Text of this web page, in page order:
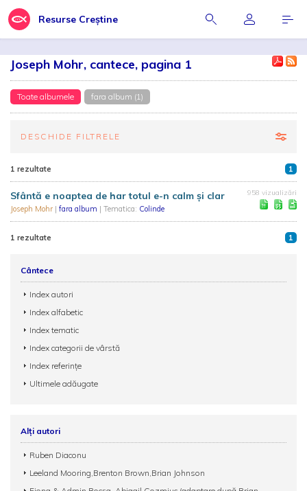
Resurse Creștine
Joseph Mohr, cantece, pagina 1
Toate albumele fara album (1)
DESCHIDE FILTRELE
1 rezultate 1
Sfântă e noaptea de har totul e-n calm și clar
Joseph Mohr | fara album | Tematica: Colinde
958 vizualizări
1 rezultate 1
Cântece
Index autori
Index alfabetic
Index tematic
Index categorii de vârstă
Index referințe
Ultimele adăugate
Alți autori
Ruben Diaconu
Leeland Mooring,Brenton Brown,Brian Johnson